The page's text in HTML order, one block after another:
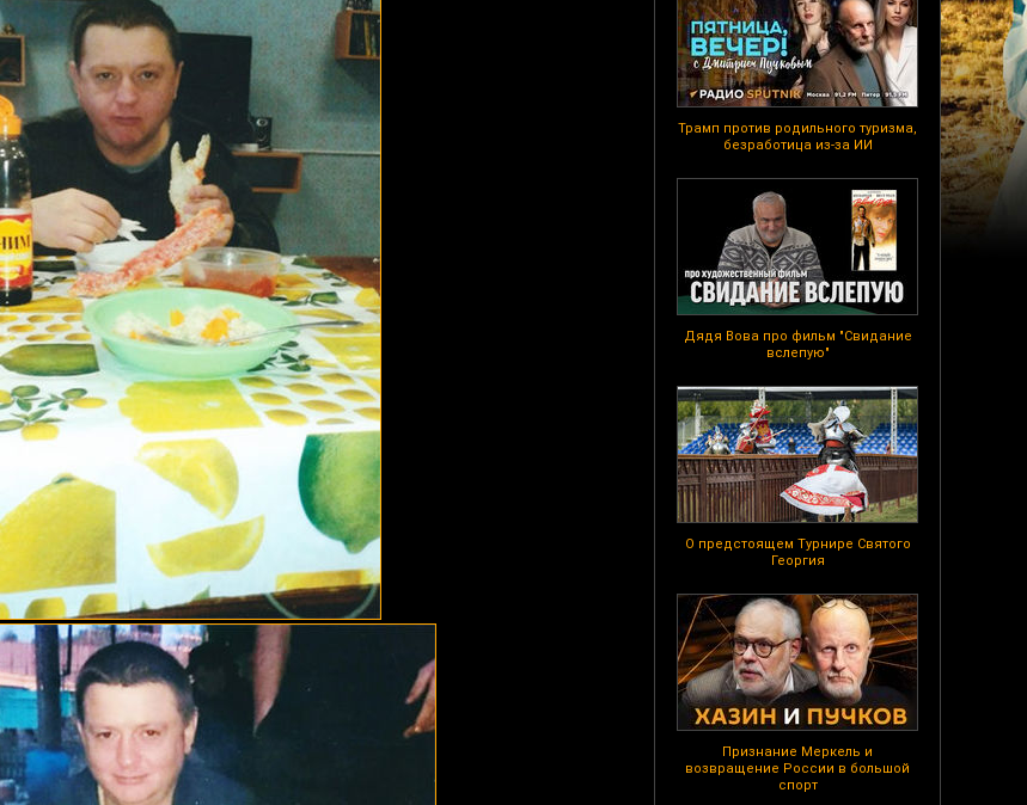
Трамп против родильного туризма,
безработица из-за ИИ
Дядя Вова про фильм "Свидание
вслепую"
О предстоящем Турнире Святого
Георгия
Признание Меркель и
возвращение России в большой
спорт